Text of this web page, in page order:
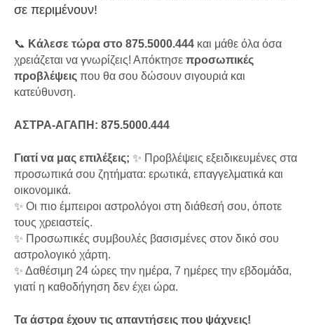
σε περιμένουν!
📞 Κάλεσε τώρα στο 875.5000.444 και μάθε όλα όσα
χρειάζεται να γνωρίζεις! Απόκτησε προσωπικές
προβλέψεις που θα σου δώσουν σιγουριά και
κατεύθυνση.
ΑΣΤΡΑ-ΑΓΑΠΗ: 875.5000.444
Γιατί να μας επιλέξεις; ✨ Προβλέψεις εξειδικευμένες στα
προσωπικά σου ζητήματα: ερωτικά, επαγγελματικά και
οικονομικά.
✨ Οι πιο έμπειροι αστρολόγοι στη διάθεσή σου, όποτε
τους χρειαστείς.
✨ Προσωπικές συμβουλές βασισμένες στον δικό σου
αστρολογικό χάρτη.
✨ Δαθέσιμη 24 ώρες την ημέρα, 7 ημέρες την εβδομάδα,
γιατί η καθοδήγηση δεν έχει ώρα.
Τα άστρα έχουν τις απαντήσεις που ψάχνεις!